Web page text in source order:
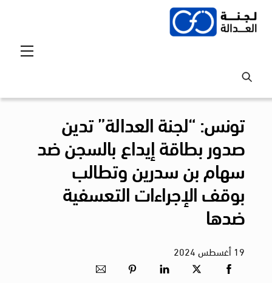
Skip
تونس: “لجنة العدالة” تدين
صدور بطاقة إيداع بالسجن ضد
سهام بن سدرين وتطالب
بوقف الإجراءات التعسفية
ضدها
19أغسطس2024